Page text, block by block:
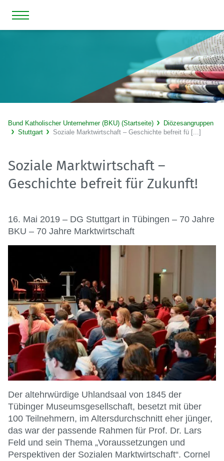
Bund Katholischer Unternehmer (BKU) (Startseite)
Diözesangruppen
Stuttgart
Soziale Marktwirtschaft – Geschichte befreit fü [...]
Soziale Marktwirtschaft –
Geschichte befreit für Zukunft!
16. Mai 2019 – DG Stuttgart in Tübingen – 70 Jahre
BKU – 70 Jahre Marktwirtschaft
Der altehrwürdige Uhlandsaal von 1845 der
Tübinger Museumsgesellschaft, besetzt mit über
100 Teilnehmern, im Altersdurchschnitt eher jünger,
das war der passende Rahmen für Prof. Dr. Lars
Feld und sein Thema „Voraussetzungen und
Perspektiven der Sozialen Marktwirtschaft“. Cornel